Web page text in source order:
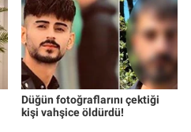
Düğün fotoğraflarını çektiği
kişi vahşice öldürdü!